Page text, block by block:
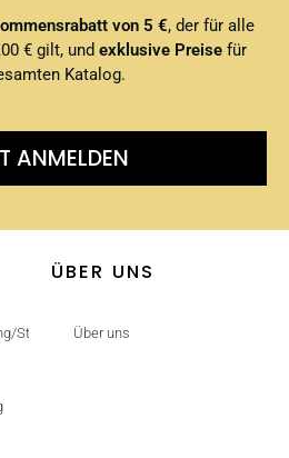
von 5 €, der für alle
€ gilt, und exklusive Preisefür
Katalog.
ANMELDEN
Steuerfrei
ÜBER UNS
Über uns